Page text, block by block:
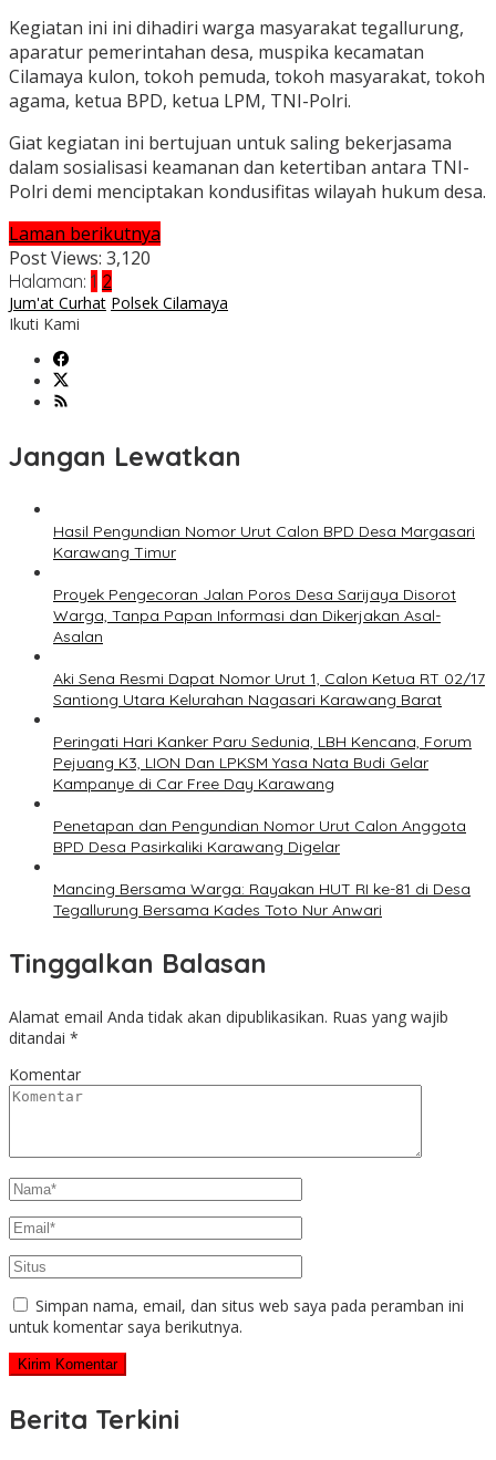
Kegiatan ini ini dihadiri warga masyarakat tegallurung,
aparatur pemerintahan desa, muspika kecamatan
Cilamaya kulon, tokoh pemuda, tokoh masyarakat, tokoh
agama, ketua BPD, ketua LPM, TNI-Polri.
Giat kegiatan ini bertujuan untuk saling bekerjasama
dalam sosialisasi keamanan dan ketertiban antara TNI-
Polri demi menciptakan kondusifitas wilayah hukum desa.
Laman berikutnya
Post Views: 3,120
Halaman: 1 2
Jum'at Curhat Polsek Cilamaya
Ikuti Kami
Jangan Lewatkan
Hasil Pengundian Nomor Urut Calon BPD Desa Margasari
Karawang Timur
Proyek Pengecoran Jalan Poros Desa Sarijaya Disorot
Warga, Tanpa Papan Informasi dan Dikerjakan Asal-
Asalan
Aki Sena Resmi Dapat Nomor Urut 1, Calon Ketua RT 02/17
Santiong Utara Kelurahan Nagasari Karawang Barat
Peringati Hari Kanker Paru Sedunia, LBH Kencana, Forum
Pejuang K3, LION Dan LPKSM Yasa Nata Budi Gelar
Kampanye di Car Free Day Karawang
Penetapan dan Pengundian Nomor Urut Calon Anggota
BPD Desa Pasirkaliki Karawang Digelar
Mancing Bersama Warga: Rayakan HUT RI ke-81 di Desa
Tegallurung Bersama Kades Toto Nur Anwari
Tinggalkan Balasan
Alamat email Anda tidak akan dipublikasikan. Ruas yang wajib
ditandai *
Komentar
Simpan nama, email, dan situs web saya pada peramban ini
untuk komentar saya berikutnya.
Berita Terkini